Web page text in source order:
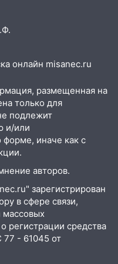
Ульяновска
отходы
Ульяновска
загорелся
на
ПЦР-
Ульяновскую
20 тысяч
том числе
онлайн misanec.ru
размещенная на
только для
подлежит
и/или
иначе как с
авторов.
зарегистрирован
в сфере связи,
регистрации средства
- 61045 от